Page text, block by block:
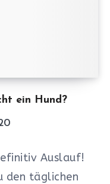
ein Hund?
Auslauf!
den täglichen